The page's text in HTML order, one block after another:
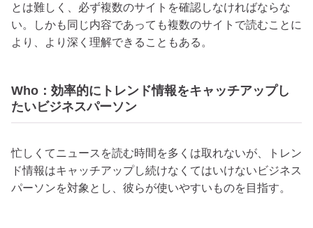
とは難しく、必ず複数のサイトを確認しなければならな
い。しかも同じ内容であっても複数のサイトで読むことに
より、より深く理解できることもある。
Who：効率的にトレンド情報をキャッチアップし
たいビジネスパーソン
忙しくてニュースを読む時間を多くは取れないが、トレン
ド情報はキャッチアップし続けなくてはいけないビジネス
パーソンを対象とし、彼らが使いやすいものを目指す。